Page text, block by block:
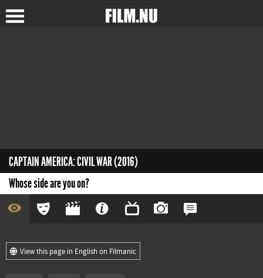
CAPTAIN AMERICA: CIVIL WAR (2016)
Whose side are you on?
View this page in English on Filmanic